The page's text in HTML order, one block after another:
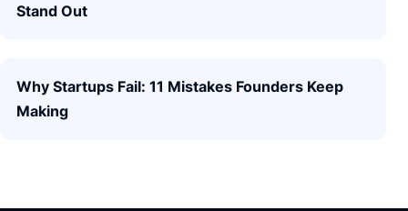
Stand Out
Why Startups Fail: 11 Mistakes Founders Keep
Making